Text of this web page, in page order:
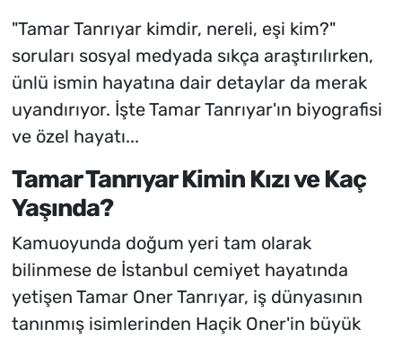
"Tamar Tanrıyar kimdir, nereli, eşi kim?"
soruları sosyal medyada sıkça araştırılırken,
ünlü ismin hayatına dair detaylar da merak
uyandırıyor. İşte Tamar Tanrıyar'ın biyografisi
ve özel hayatı...
Tamar Tanrıyar Kimin Kızı ve Kaç
Yaşında?
Kamuoyunda doğum yeri tam olarak
bilinmese de İstanbul cemiyet hayatında
yetişen Tamar Oner Tanrıyar, iş dünyasının
tanınmış isimlerinden Haçik Oner'in büyük